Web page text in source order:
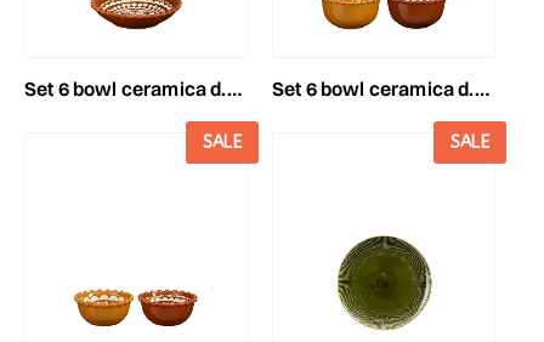
set 6 bowl ceramica d.14,5 cm h.3,5 cm -layla- ocra/terra set 6 bowl ceramica d.12,5 cm h.6,5 cm -layla- ocra/terra
SALE SALE